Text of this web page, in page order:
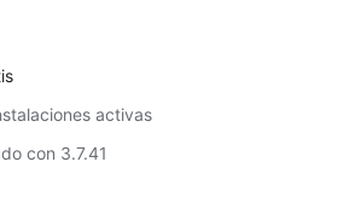
activas
con 3.7.41